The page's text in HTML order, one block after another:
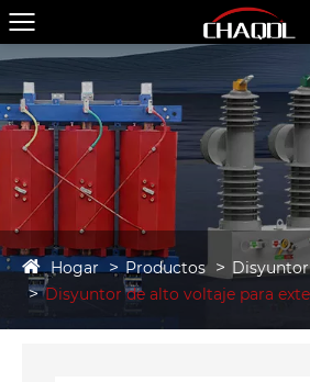
Hogar Productos
Disyuntor de alto voltaje para